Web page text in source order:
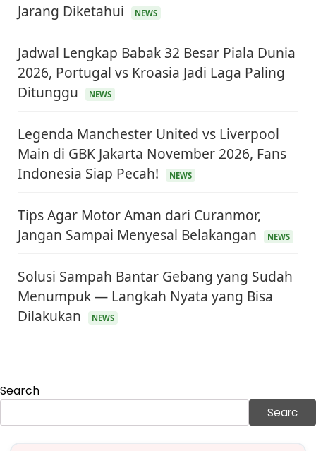
Jarang Diketahui
NEWS
Jadwal Lengkap Babak 32 Besar Piala Dunia
2026, Portugal vs Kroasia Jadi Laga Paling
Ditunggu
NEWS
Legenda Manchester United vs Liverpool
Main di GBK Jakarta November 2026, Fans
Indonesia Siap Pecah!
NEWS
Tips Agar Motor Aman dari Curanmor,
Jangan Sampai Menyesal Belakangan
NEWS
Solusi Sampah Bantar Gebang yang Sudah
Menumpuk — Langkah Nyata yang Bisa
Dilakukan
NEWS
Search
Searc
KEUANGAN & INVESTASI
Harga Minyak Dunia Hari Ini Naik, WTI dan Brent
Sama-sama Menguat
OLAH RAGA